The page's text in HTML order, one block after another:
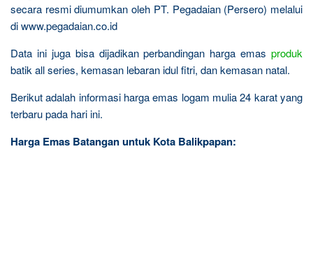
secara resmi diumumkan oleh PT. Pegadaian (Persero) melalui
di www.pegadaian.co.id
Data ini juga bisa dijadikan perbandingan harga emas produk
batik all series, kemasan lebaran idul fitri, dan kemasan natal.
Berikut adalah informasi harga emas logam mulia 24 karat yang
terbaru pada hari ini.
Harga Emas Batangan untuk Kota Balikpapan: